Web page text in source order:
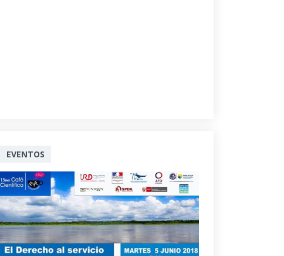
EVENTOS